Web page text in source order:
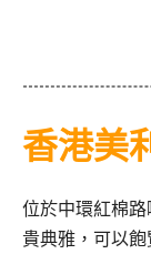
香港美
位於中環紅棉
貴典雅，可以